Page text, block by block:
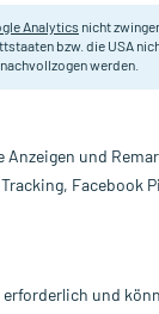
Analytics nicht
bzw. die USA
werden.
und
Facebook
und